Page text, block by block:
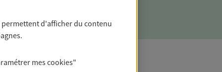
d'afficher du contenu
mescookies"